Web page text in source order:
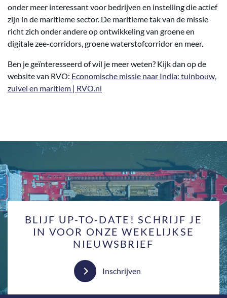
onder meer interessant voor bedrijven en instelling die actief
zijn in de maritieme sector. De maritieme tak van de missie
richt zich onder andere op ontwikkeling van groene en
digitale zee-corridors, groene waterstofcorridor en meer.
Ben je geïnteresseerd of wil je meer weten? Kijk dan op de
website van RVO: Economische missie naar India: tuinbouw,
zuivel en maritiem | RVO.nl
BLIJF UP-TO-DATE! SCHRIJF JE
IN VOOR ONZE WEKELIJKSE
NIEUWSBRIEF
Inschrijven